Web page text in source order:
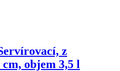
z
objem 3,5 l